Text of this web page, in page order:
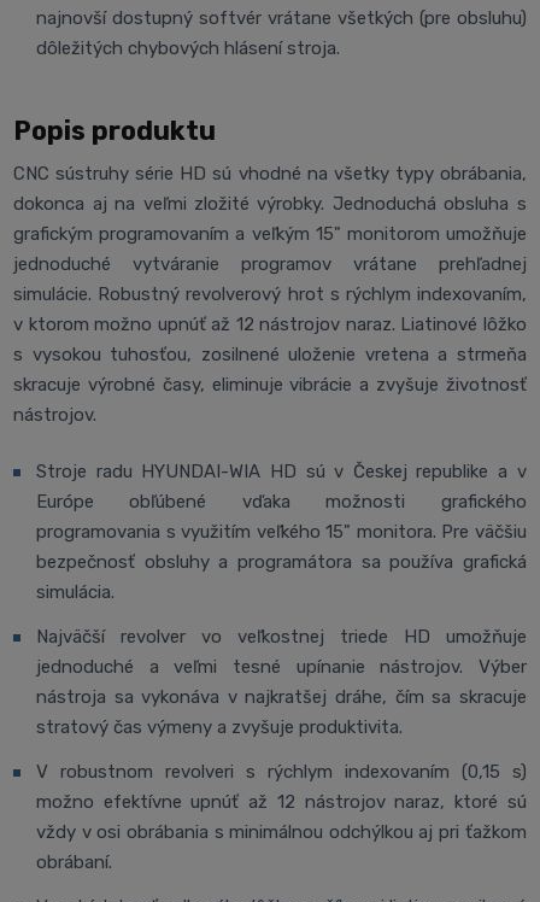
najnovší dostupný softvér vrátane všetkých (pre obsluhu)
dôležitých chybových hlásení stroja.
Popis produktu
CNC sústruhy série HD sú vhodné na všetky typy obrábania,
dokonca aj na veľmi zložité výrobky. Jednoduchá obsluha s
grafickým programovaním a veľkým 15" monitorom umožňuje
jednoduché vytváranie programov vrátane prehľadnej
simulácie. Robustný revolverový hrot s rýchlym indexovaním,
v ktorom možno upnúť až 12 nástrojov naraz. Liatinové lôžko
s vysokou tuhosťou, zosilnené uloženie vretena a strmeňa
skracuje výrobné časy, eliminuje vibrácie a zvyšuje životnosť
nástrojov.
Stroje radu HYUNDAI-WIA HD sú v Českej republike a v
Európe obľúbené vďaka možnosti grafického
programovania s využitím veľkého 15" monitora. Pre väčšiu
bezpečnosť obsluhy a programátora sa používa grafická
simulácia.
Najväčší revolver vo veľkostnej triede HD umožňuje
jednoduché a veľmi tesné upínanie nástrojov. Výber
nástroja sa vykonáva v najkratšej dráhe, čím sa skracuje
stratový čas výmeny a zvyšuje produktivita.
V robustnom revolveri s rýchlym indexovaním (0,15 s)
možno efektívne upnúť až 12 nástrojov naraz, ktoré sú
vždy v osi obrábania s minimálnou odchýlkou aj pri ťažkom
obrábaní.